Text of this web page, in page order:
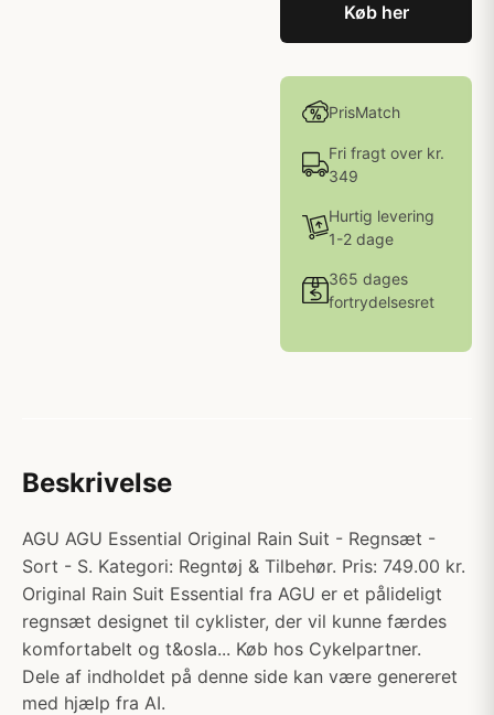
Køb her
PrisMatch
Fri fragt over kr.
349
Hurtig levering
1-2 dage
365 dages
fortrydelsesret
Beskrivelse
AGU AGU Essential Original Rain Suit - Regnsæt -
Sort - S. Kategori: Regntøj & Tilbehør. Pris: 749.00 kr.
Original Rain Suit Essential fra AGU er et pålideligt
regnsæt designet til cyklister, der vil kunne færdes
komfortabelt og t&osla... Køb hos Cykelpartner.
Dele af indholdet på denne side kan være genereret
med hjælp fra AI.